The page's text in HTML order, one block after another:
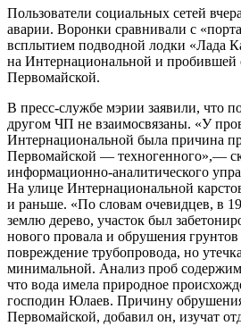
Пользователи социальных сетей
аварии. Воронки сравнивали с
всплытием подводной лодки «Лада
на Интернациональной и пробившей
Первомайской.
В пресс-службе мэрии заявили, что
другом ЧП не взаимосвязаны. «У
Интернациональной была причина
Первомайской — техногенного»,—
информационно-аналитического
На улице Интернациональной
и раньше. «По словам очевидцев, в
землю дерево, участок был
нового провала и обрушения
повреждение трубопровода, но
минимальной. Анализ проб
что вода имела природное
господин Юлаев. Причину
Первомайской, добавил он, изучат